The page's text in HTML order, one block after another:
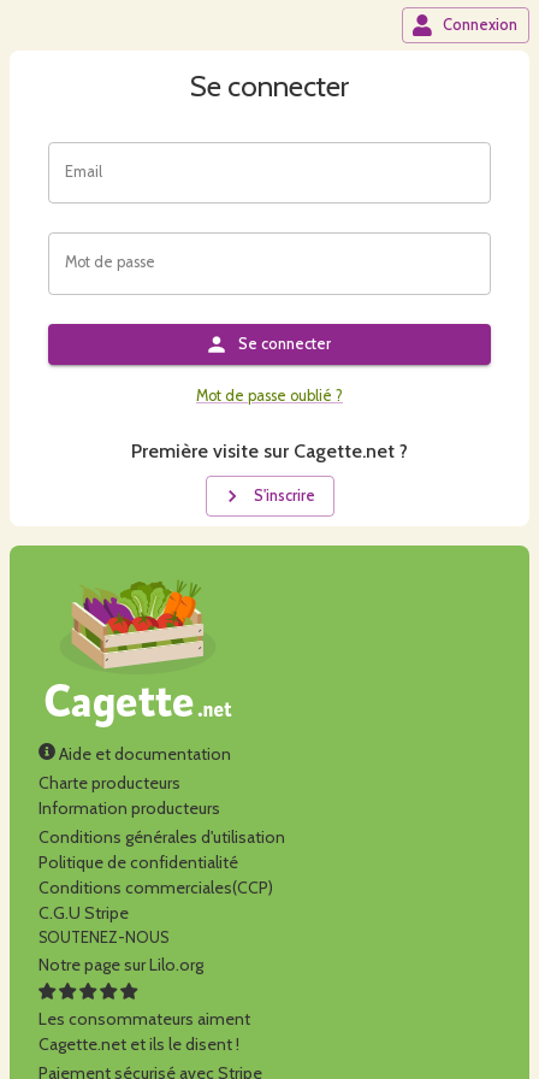
Connexion
Se connecter
Email
Mot de passe
Se connecter
Mot de passe oublié ?
Première visite sur Cagette.net ?
S'inscrire
Aide et documentation
Charte producteurs
Information producteurs
Conditions générales d'utilisation
Politique de confidentialité
Conditions commerciales(CCP)
C.G.U Stripe
SOUTENEZ-NOUS
Notre page sur Lilo.org
Les consommateurs aiment
Cagette.net et ils le disent !
Paiement sécurisé avec Stripe